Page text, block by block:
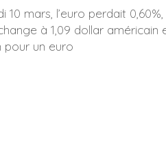
10 mars, l’euro perdait
à 1,09 dollar américain
pour un euro